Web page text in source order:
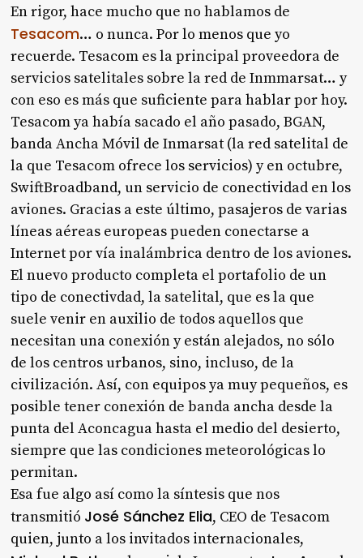
En rigor, hace mucho que no hablamos de
Tesacom… o nunca. Por lo menos que yo
recuerde. Tesacom es la principal proveedora de
servicios satelitales sobre la red de Inmmarsat… y
con eso es más que suficiente para hablar por hoy.
Tesacom ya había sacado el año pasado, BGAN,
banda Ancha Móvil de Inmarsat (la red satelital de
la que Tesacom ofrece los servicios) y en octubre,
SwiftBroadband, un servicio de conectividad en los
aviones. Gracias a este último, pasajeros de varias
líneas aéreas europeas pueden conectarse a
Internet por vía inalámbrica dentro de los aviones.
El nuevo producto completa el portafolio de un
tipo de conectivdad, la satelital, que es la que
suele venir en auxilio de todos aquellos que
necesitan una conexión y están alejados, no sólo
de los centros urbanos, sino, incluso, de la
civilización. Así, con equipos ya muy pequeños, es
posible tener conexión de banda ancha desde la
punta del Aconcagua hasta el medio del desierto,
siempre que las condiciones meteorológicas lo
permitan.
Esa fue algo así como la síntesis que nos
transmitió José Sánchez Elia, CEO de Tesacom
quien, junto a los invitados internacionales,